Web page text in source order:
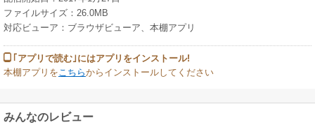
ファイルサイズ：26.0MB
対応ビューア：ブラウザビューア、本棚アプリ
｢アプリで読む｣にはアプリをインストール!
本棚アプリを こちらからインストールしてください
みんなのレビュー